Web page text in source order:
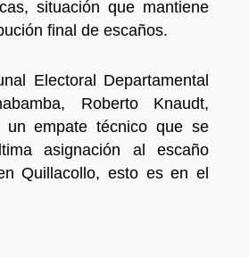
situación que mantiene
final de escaños.
Electoral Departamental
Roberto Knaudt,
un empate técnico que se
asignación al escaño
Quillacollo, esto es en el